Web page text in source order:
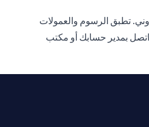
تطبق الرسوم والعمولات
بمدير حسابك أو مكتب